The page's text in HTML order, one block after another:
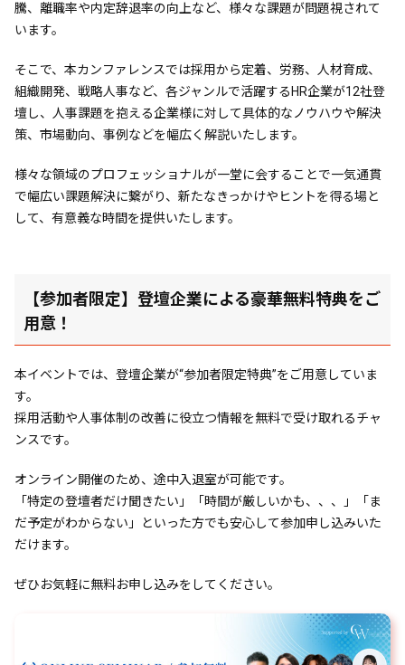
騰、離職率や内定辞退率の向上など、様々な課題が問題視されて
います。
そこで、本カンファレンスでは採用から定着、労務、人材育成、
組織開発、戦略人事など、各ジャンルで活躍するHR企業が12社登
壇し、人事課題を抱える企業様に対して具体的なノウハウや解決
策、市場動向、事例などを幅広く解説いたします。
様々な領域のプロフェッショナルが一堂に会することで一気通貫
で幅広い課題解決に繋がり、新たなきっかけやヒントを得る場と
して、有意義な時間を提供いたします。
【参加者限定】登壇企業による豪華無料特典をご
用意！
本イベントでは、登壇企業が“参加者限定特典”をご用意していま
す。
採用活動や人事体制の改善に役立つ情報を無料で受け取れるチャ
ンスです。
オンライン開催のため、途中入退室が可能です。
「特定の登壇者だけ聞きたい」「時間が厳しいかも、、、」「ま
だ予定がわからない」といった方でも安心して参加申し込みいた
だけます。
ぜひお気軽に無料お申し込みをしてください。